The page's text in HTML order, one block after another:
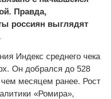
Правда,
россиян выглядят
Индекс среднего чека
Он добрался до 528
месяцем ранее. Рост
«Ромира»,